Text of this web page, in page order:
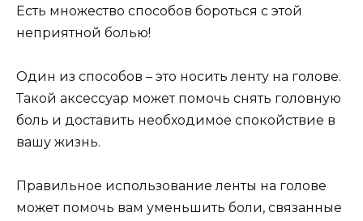
Есть множество способов бороться с этой
неприятной болью!
Один из способов – это носить ленту на голове.
Такой аксессуар может помочь снять головную
боль и доставить необходимое спокойствие в
вашу жизнь.
Правильное использование ленты на голове
может помочь вам уменьшить боли, связанные